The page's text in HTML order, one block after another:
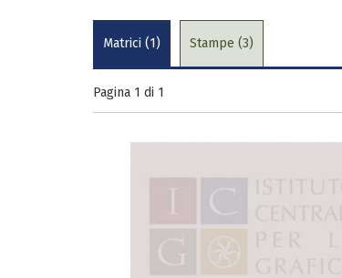
Matrici (1) Stampe (3)
Pagina 1 di 1